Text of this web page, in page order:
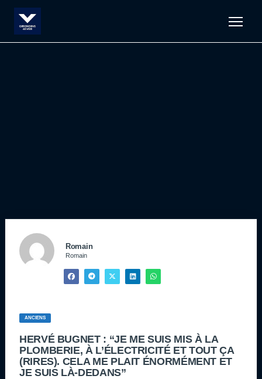
Romain
Romain
ANCIENS
HERVÉ BUGNET : “JE ME SUIS MIS À LA
PLOMBERIE, À L’ÉLECTRICITÉ ET TOUT ÇA
(RIRES). CELA ME PLAIT ÉNORMÉMENT ET
JE SUIS LÀ-DEDANS”